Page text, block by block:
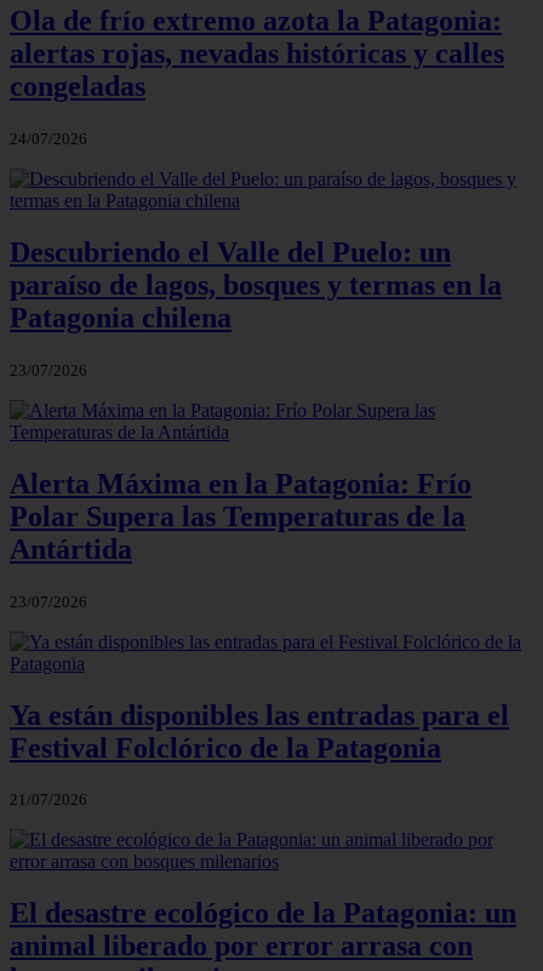
Ola de frío extremo azota la Patagonia:
alertas rojas, nevadas históricas y calles
congeladas
24/07/2026
Descubriendo el Valle del Puelo: un
paraíso de lagos, bosques y termas en la
Patagonia chilena
23/07/2026
Alerta Máxima en la Patagonia: Frío
Polar Supera las Temperaturas de la
Antártida
23/07/2026
Ya están disponibles las entradas para el
Festival Folclórico de la Patagonia
21/07/2026
El desastre ecológico de la Patagonia: un
animal liberado por error arrasa con